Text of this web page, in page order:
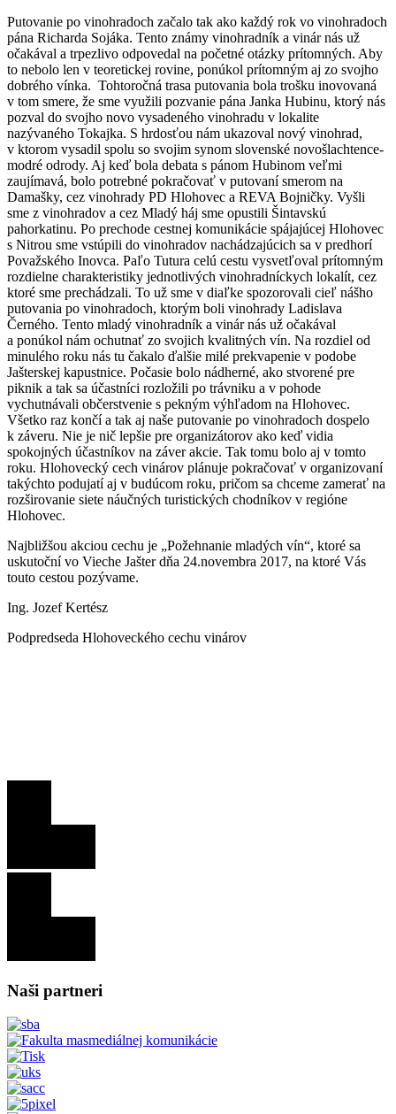
Putovanie po vinohradoch začalo tak ako každý rok vo vinohradoch
pána Richarda Sojáka. Tento známy vinohradník a vinár nás už
očakával a trpezlivo odpovedal na početné otázky prítomných. Aby
to nebolo len v teoretickej rovine, ponúkol prítomným aj zo svojho
dobrého vínka. Tohtoročná trasa putovania bola trošku inovovaná
v tom smere, že sme využili pozvanie pána Janka Hubinu, ktorý nás
pozval do svojho novo vysadeného vinohradu v lokalite
nazývaného Tokajka. S hrdosťou nám ukazoval nový vinohrad,
v ktorom vysadil spolu so svojim synom slovenské novošlachtence-
modré odrody. Aj keď bola debata s pánom Hubinom veľmi
zaujímavá, bolo potrebné pokračovať v putovaní smerom na
Damašky, cez vinohrady PD Hlohovec a REVA Bojničky. Vyšli
sme z vinohradov a cez Mladý háj sme opustili Šintavskú
pahorkatinu. Po prechode cestnej komunikácie spájajúcej Hlohovec
s Nitrou sme vstúpili do vinohradov nachádzajúcich sa v predhorí
Považského Inovca. Paľo Tutura celú cestu vysvetľoval prítomným
rozdielne charakteristiky jednotlivých vinohradníckych lokalít, cez
ktoré sme prechádzali. To už sme v diaľke spozorovali cieľ nášho
putovania po vinohradoch, ktorým boli vinohrady Ladislava
Černého. Tento mladý vinohradník a vinár nás už očakával
a ponúkol nám ochutnať zo svojich kvalitných vín. Na rozdiel od
minulého roku nás tu čakalo ďalšie milé prekvapenie v podobe
Jašterskej kapustnice. Počasie bolo nádherné, ako stvorené pre
piknik a tak sa účastníci rozložili po trávniku a v pohode
vychutnávali občerstvenie s pekným výhľadom na Hlohovec.
Všetko raz končí a tak aj naše putovanie po vinohradoch dospelo
k záveru. Nie je nič lepšie pre organizátorov ako keď vidia
spokojných účastníkov na záver akcie. Tak tomu bolo aj v tomto
roku. Hlohovecký cech vinárov plánuje pokračovať v organizovaní
takýchto podujatí aj v budúcom roku, pričom sa chceme zamerať na
rozširovanie siete náučných turistických chodníkov v regióne
Hlohovec.
Najbližšou akciou cechu je „Požehnanie mladých vín“, ktoré sa
uskutoční vo Vieche Jašter dňa 24.novembra 2017, na ktoré Vás
touto cestou pozývame.
Ing. Jozef Kertész
Podpredseda Hlohoveckého cechu vinárov
Naši partneri